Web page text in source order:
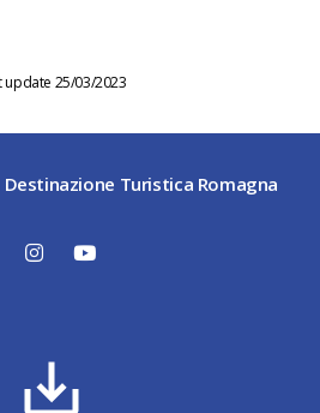
update 25/03/2023
Turistica Romagna